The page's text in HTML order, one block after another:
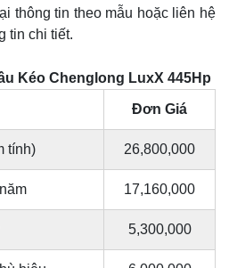
thông tin theo mẫu hoặc liên hệ
tin chi tiết.
Kéo Chenglong LuxX 445Hp
Đơn Giá
tính) 26,800,000
17,160,000
5,300,000